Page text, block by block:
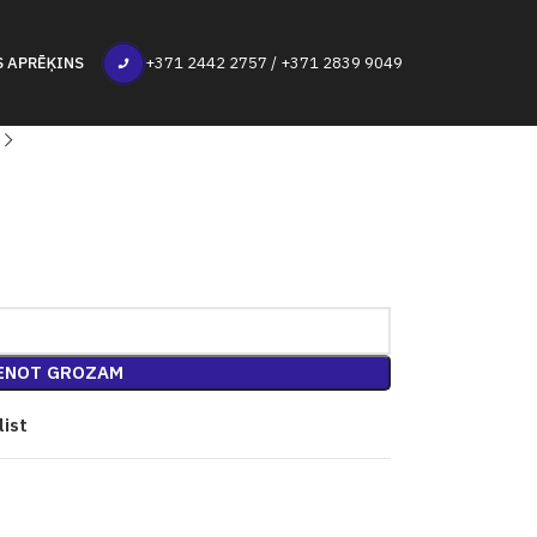
+371 2442 2757 / +371 2839 9049
GROZAM